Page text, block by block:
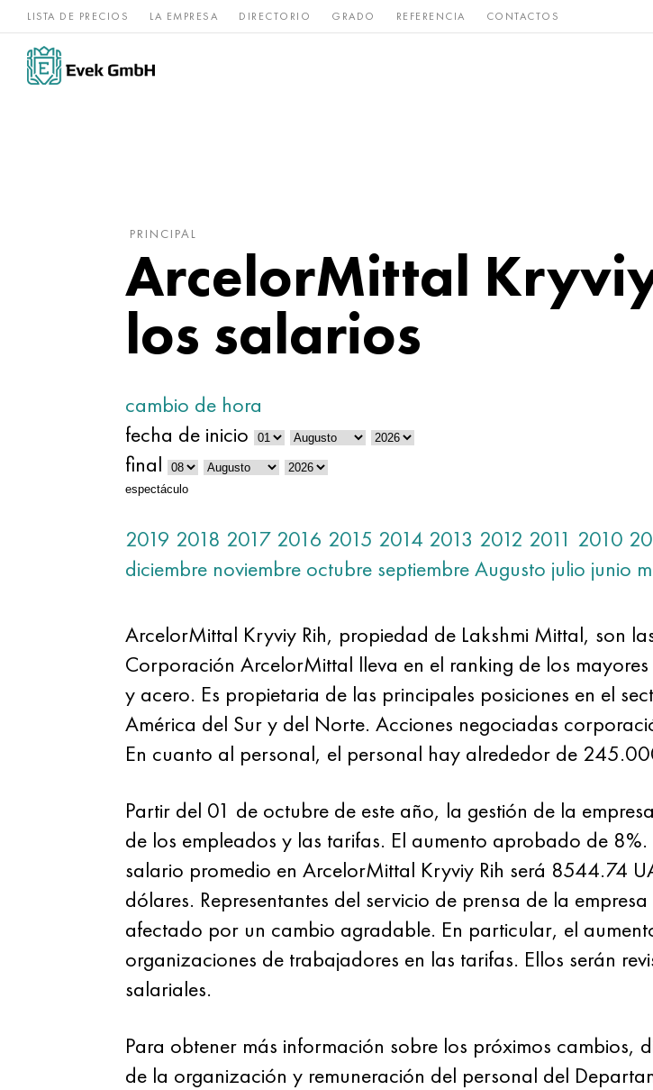
LISTA DE PRECIOS LA EMPRESA DIRECTORIO GRADO REFERENCIA CONTACTOS
Aleaciones de
níquel
acero Raro y Bronce,
PRINCIPAL
ArcelorMittal
los salarios
cambio de hora
fecha de inicio
final
espectáculo
2019 2018 2017 2016 2015 2014 2013 2012 2011 2010
diciembre noviembre octubre septiembreAugusto julio junio
ArcelorMittal Kryviy Rih, propiedad de Lakshmi Mittal, son
Corporación ArcelorMittal lleva en el ranking de los
y acero. Es propietaria de las principales posiciones en el
América del Sur y del Norte. Acciones negociadas
En cuanto al personal, el personal hay alrededor de
Partir del 01 de octubre de este año, la gestión de la
de los empleados y las tarifas. El aumento aprobado de
salario promedio en ArcelorMittal Kryviy Rih será 8544.74
dólares. Representantes del servicio de prensa de la
afectado por un cambio agradable. En particular, el
organizaciones de trabajadores en las tarifas. Ellos serán
salariales.
Para obtener más información sobre los próximos cambios,
de la organización y remuneración del personal del